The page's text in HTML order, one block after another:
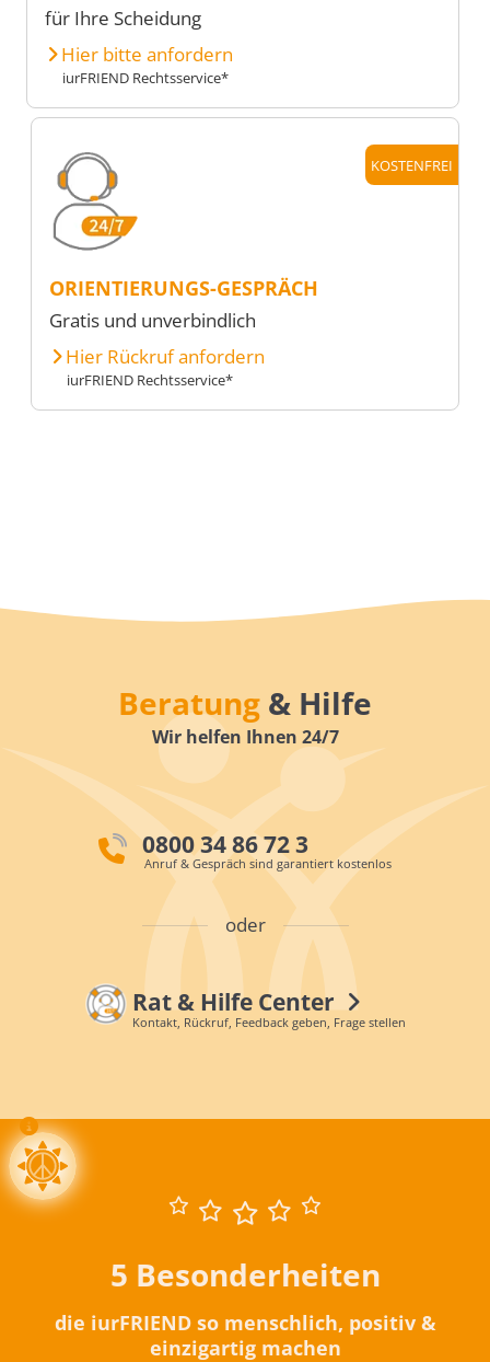
für Ihre Scheidung
Hier bitte anfordern
iurFRIEND Rechtsservice*
KOSTENFREI
ORIENTIERUNGS-GESPRÄCH
Gratis und unverbindlich
Hier Rückruf anfordern
iurFRIEND Rechtsservice*
Beratung & Hilfe
Wir helfen Ihnen 24/7
0800 34 86 72 3
Anruf & Gespräch sind garantiert kostenlos
oder
Rat & Hilfe Center
Kontakt, Rückruf, Feedback geben, Frage stellen
5 Besonderheiten
die iurFRIEND so menschlich, positiv &
einzigartig machen